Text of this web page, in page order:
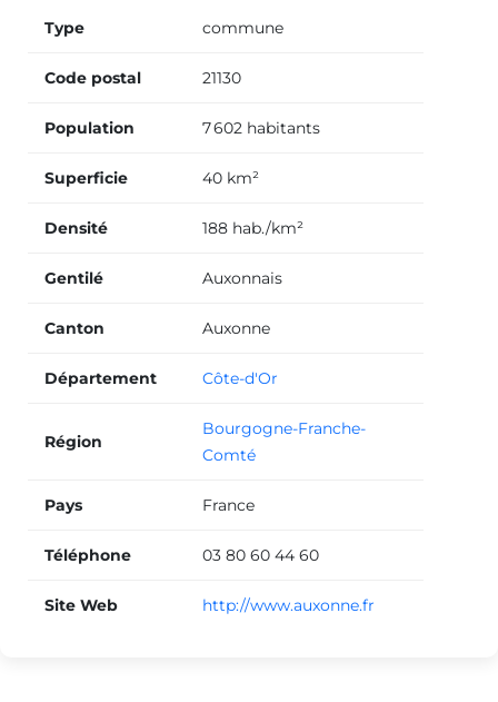
Type commune
Code postal 21130
Population 7 602 habitants
Superficie 40 km²
Densité 188 hab./km²
Gentilé Auxonnais
Canton Auxonne
Département Côte-d'Or
Région
Bourgogne-Franche-
Comté
Pays France
Téléphone 03 80 60 44 60
Site Web http://www.auxonne.fr